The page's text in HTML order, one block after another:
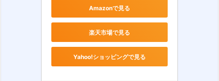
Amazonで見る
楽天市場で見る
Yahoo!ショッピングで見る